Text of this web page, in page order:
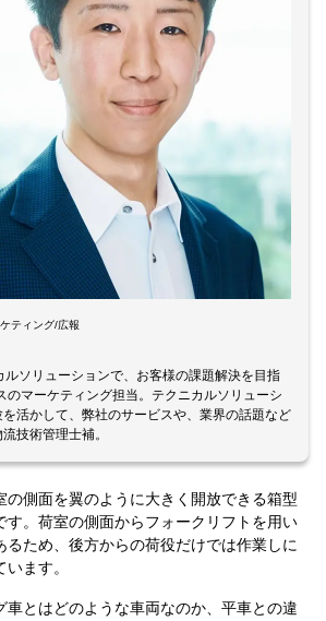
ティング/広報
ソリューションで、お客様の課題解決を目指
のマーケティング担当。テクニカルソリューシ
を活かして、弊社のサービスや、業界の話題など
技術管理士補。
の側面を翼のように大きく開放できる箱型
す。荷室の側面からフォークリフトを用い
るため、後方からの荷役だけでは作業しに
ます。
車とはどのような車両なのか、平車との違